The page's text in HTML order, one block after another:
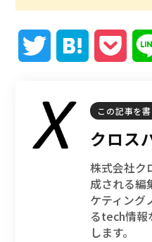
i
t
e
n
a
c
k
e
t
この記事を
クロス
株式会社ク
成される編
ケティング
るtech情報
します。